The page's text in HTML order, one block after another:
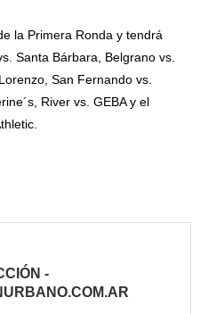
la Primera Ronda y tendrá
Santa Bárbara, Belgrano vs.
San Fernando vs.
River vs. GEBA y el
-